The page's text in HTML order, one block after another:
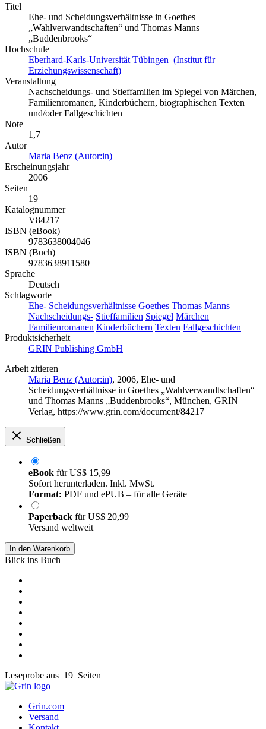
Titel
Ehe- und Scheidungsverhältnisse in Goethes
„Wahlverwandtschaften“ und Thomas Manns
„Buddenbrooks“
Hochschule
Eberhard-Karls-Universität Tübingen (Institut für
Erziehungswissenschaft)
Veranstaltung
Nachscheidungs- und Stieffamilien im Spiegel von Märchen,
Familienromanen, Kinderbüchern, biographischen Texten
und/oder Fallgeschichten
Note
1,7
Autor
Maria Benz (Autor:in)
Erscheinungsjahr
2006
Seiten
19
Katalognummer
V84217
ISBN (eBook)
9783638004046
ISBN (Buch)
9783638911580
Sprache
Deutsch
Schlagworte
Ehe- Scheidungsverhältnisse Goethes Thomas Manns
Nachscheidungs- Stieffamilien Spiegel Märchen
Familienromanen Kinderbüchern Texten Fallgeschichten
Produktsicherheit
GRIN Publishing GmbH
Arbeit zitieren
Maria Benz (Autor:in), 2006, Ehe- und
Scheidungsverhältnisse in Goethes „Wahlverwandtschaften“
und Thomas Manns „Buddenbrooks“, München, GRIN
Verlag, https://www.grin.com/document/84217
Schließen
eBook fürUS$ 15,99
Sofort herunterladen. Inkl. MwSt.
Format: PDF und ePUB – für alle Geräte
Paperback fürUS$ 20,99
Versand weltweit
In den Warenkorb
Blick ins Buch
Leseprobe aus 19 Seiten
Grin.com
Versand